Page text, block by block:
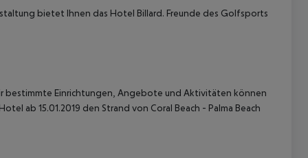
bietet Ihnen das Hotel Billard. Freunde des Golfsports
bestimmte Einrichtungen, Angebote und Aktivitäten können
ab 15.01.2019 den Strand von Coral Beach - Palma Beach